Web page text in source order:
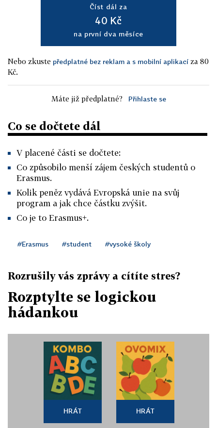
Číst dál za
40 Kč
na první dva měsíce
Nebo zkuste předplatné bez reklam a s mobilní aplikací za 80
Kč.
Máte již předplatné? Přihlaste se
Co se dočtete dál
V placené části se dočtete:
Co způsobilo menší zájem českých studentů o
Erasmus.
Kolik peněz vydává Evropská unie na svůj
program a jak chce částku zvýšit.
Co je to Erasmus+.
#Erasmus #student #vysoké školy
Rozrušily vás zprávy a cítíte stres?
Rozptylte se logickou
hádankou
HRÁT HRÁT